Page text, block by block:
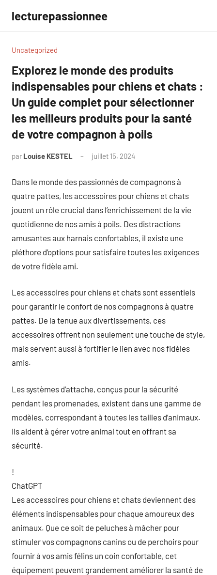
contenu
lecturepassionnee
Uncategorized
Explorez le monde des produits
indispensables pour chiens et chats :
Un guide complet pour sélectionner
les meilleurs produits pour la santé
de votre compagnon à poils
par Louise KESTEL juillet 15, 2024
Dans le monde des passionnés de compagnons à
quatre pattes, les accessoires pour chiens et chats
jouent un rôle crucial dans l’enrichissement de la vie
quotidienne de nos amis à poils. Des distractions
amusantes aux harnais confortables, il existe une
pléthore d’options pour satisfaire toutes les exigences
de votre fidèle ami.
Les accessoires pour chiens et chats sont essentiels
pour garantir le confort de nos compagnons à quatre
pattes. De la tenue aux divertissements, ces
accessoires offrent non seulement une touche de style,
mais servent aussi à fortifier le lien avec nos fidèles
amis.
Les systèmes d’attache, conçus pour la sécurité
pendant les promenades, existent dans une gamme de
modèles, correspondant à toutes les tailles d’animaux.
Ils aident à gérer votre animal tout en offrant sa
sécurité.
!
ChatGPT
Les accessoires pour chiens et chats deviennent des
éléments indispensables pour chaque amoureux des
animaux. Que ce soit de peluches à mâcher pour
stimuler vos compagnons canins ou de perchoirs pour
fournir à vos amis félins un coin confortable, cet
équipement peuvent grandement améliorer la santé de